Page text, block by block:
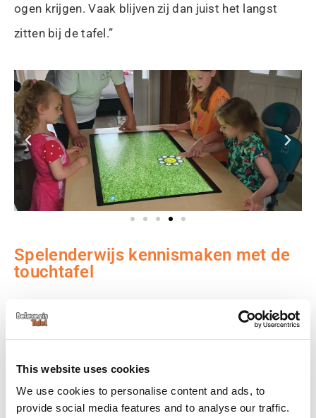
This website uses cookies
We use cookies to personalise content and ads, to
provide social media features and to analyse our traffic.
ogen krijgen. Vaak blijven zij dan juist het langst
zitten bij de tafel.”
Spelenderwijs kennismaken met de
touchtafel
scherm direct een geluidje laat horen of een reactie
wennen spelenderwijs aan de manier waarop de